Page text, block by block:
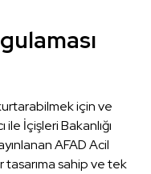
için ve
İçişleri Bakanlığı
AFAD Acil
tasarıma sahip ve tek